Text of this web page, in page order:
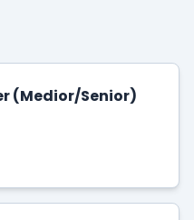
(Medior/Senior)